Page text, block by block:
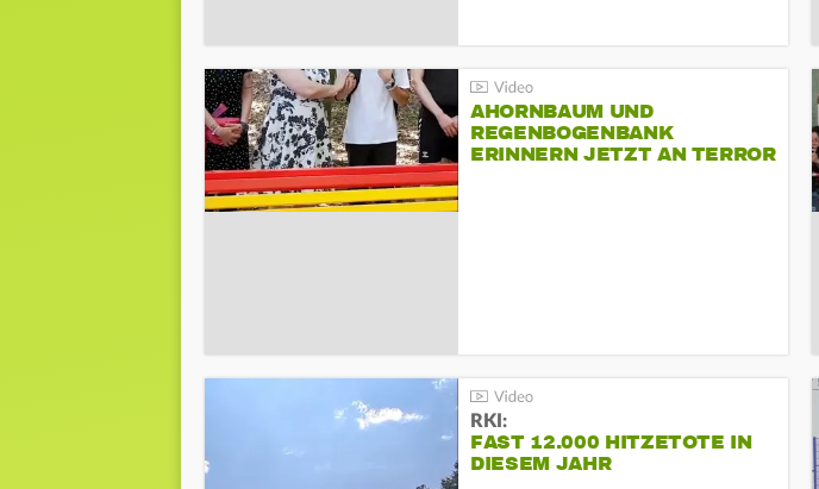
AHORNBAUM UND
REGENBOGENBANK
ERINNERN JETZT AN TERROR
RKI:
FAST 12.000 HITZETOTE IN
DIESEM JAHR